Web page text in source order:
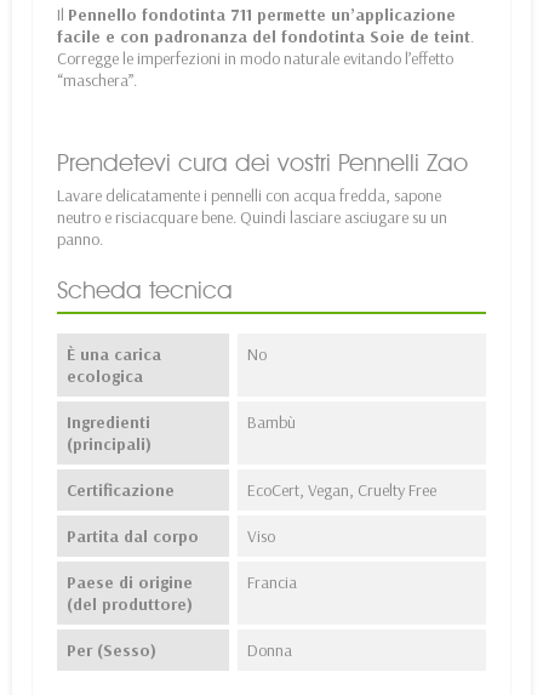
Il Pennello fondotinta 711 permette un’applicazione
facile e con padronanza del fondotinta Soie de teint.
Corregge le imperfezioni in modo naturale evitando l’effetto
“maschera”.
Prendetevi cura dei vostri Pennelli Zao
Lavare delicatamente i pennelli con acqua fredda, sapone
neutro e risciacquare bene. Quindi lasciare asciugare su un
panno.
Scheda tecnica
È una carica
ecologica
No
Ingredienti
(principali)
Bambù
Certificazione EcoCert, Vegan, Cruelty Free
Partita dal corpo Viso
Paese di origine
(del produttore)
Francia
Per (Sesso) Donna